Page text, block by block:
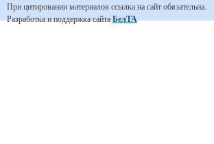
При цитировании материалов ссылка на сайт обязательна.
Разработка и поддержка сайтаБелТА